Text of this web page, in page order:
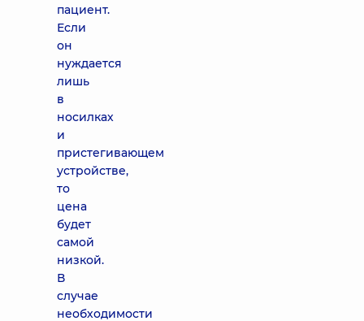
пациент.
Если
он
нуждается
лишь
в
носилках
и
пристегивающем
устройстве,
то
цена
будет
самой
низкой.
В
случае
необходимости